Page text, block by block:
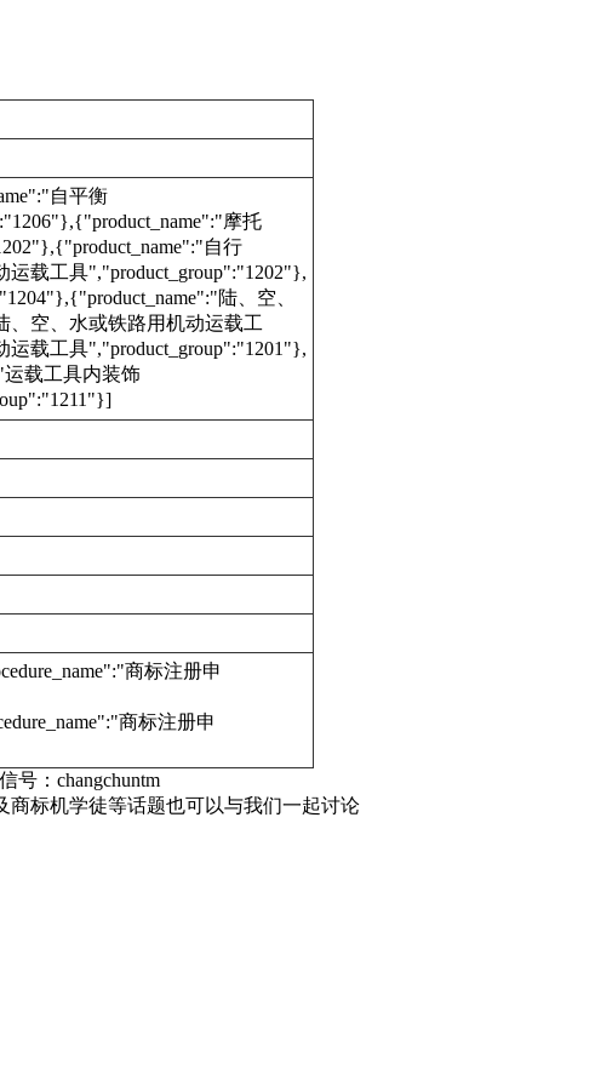
自平衡
摩托
自行
载工具","product_group":"1202"},
陆、空、
、空、水或铁路用机动运载工
载工具","product_group":"1201"},
运载工具内装饰
商标注册申
商标注册申
号：changchuntm
商标机学徒等话题也可以与我们一起讨论